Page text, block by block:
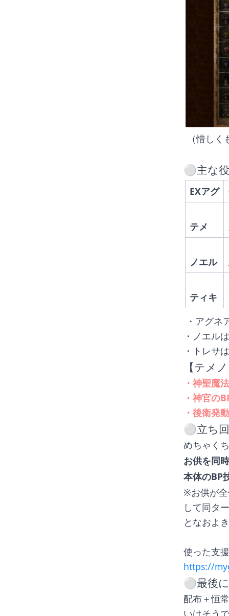
（惜し
⚪︎主な
EXアグ
テメ
ノエル
ティキ
・アグネ
・ノエル
・トレサ
【テメ
・神聖魔
・神官の
・後衛発
⚪︎立ち
めちゃく
お供を同
本体のBP
※お供が
して同タ
となおよ
使った支
https://
⚪︎最後に
配布＋恒
いけそう